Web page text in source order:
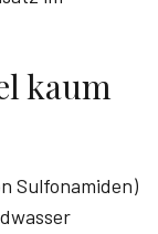
kaum
Sulfonamiden)